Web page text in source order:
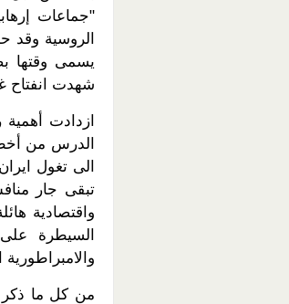
"جماعات
الروسية وقد
يسمى وقتها
شهدت انفتاح
ازدادت
الدرس من
الى تغول
تبقى جار
واقتصادية
السيطرة على
من كل ما ذكر